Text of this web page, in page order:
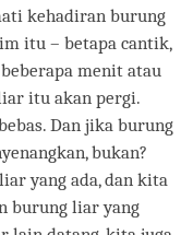
kehadiran burung
itu – betapa cantik,
menit atau
itu akan pergi.
Dan jika burung
bukan?
yang ada, dan kita
burung liar yang